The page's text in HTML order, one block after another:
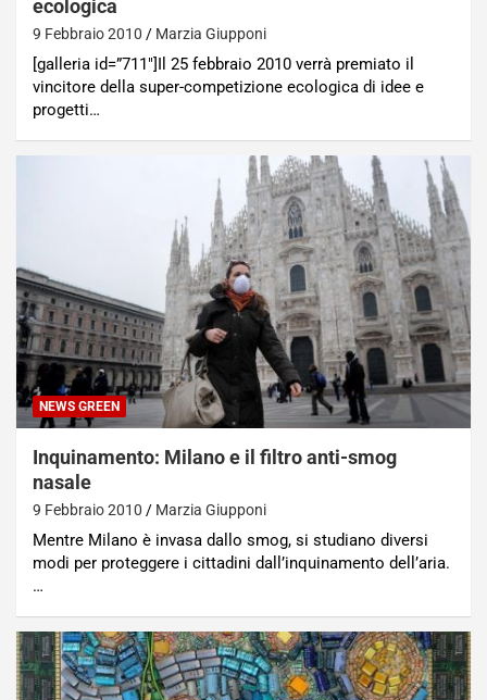
ecologica
9 Febbraio 2010 Marzia Giupponi
[galleria id=”711″]Il 25 febbraio 2010 verrà premiato il
vincitore della super-competizione ecologica di idee e
progetti…
NEWS GREEN
Inquinamento: Milano e il filtro anti-smog
nasale
9 Febbraio 2010 Marzia Giupponi
Mentre Milano è invasa dallo smog, si studiano diversi
modi per proteggere i cittadini dall’inquinamento dell’aria.
…